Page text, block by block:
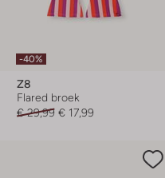
-40%
Z8
Flared broek
€ 29,99 € 17,99